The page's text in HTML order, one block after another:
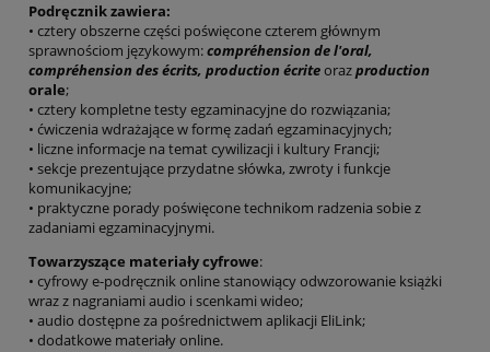
Podręcznik zawiera:
• cztery obszerne części poświęcone czterem głównym
sprawnościom językowym:compréhension de l'oral,
compréhension des écrits, production écriteorazproduction
orale;
• cztery kompletne testy egzaminacyjne do rozwiązania;
• ćwiczenia wdrażające w formę zadań egzaminacyjnych;
• liczne informacje na temat cywilizacji i kultury Francji;
• sekcje prezentujące przydatne słówka, zwroty i funkcje
komunikacyjne;
• praktyczne porady poświęcone technikom radzenia sobie z
zadaniami egzaminacyjnymi.
Towarzyszące materiały cyfrowe:
• cyfrowy e-podręcznik online stanowiący odwzorowanie książki
wraz z nagraniami audio i scenkami wideo;
• audio dostępne za pośrednictwem aplikacji EliLink;
• dodatkowe materiały online.